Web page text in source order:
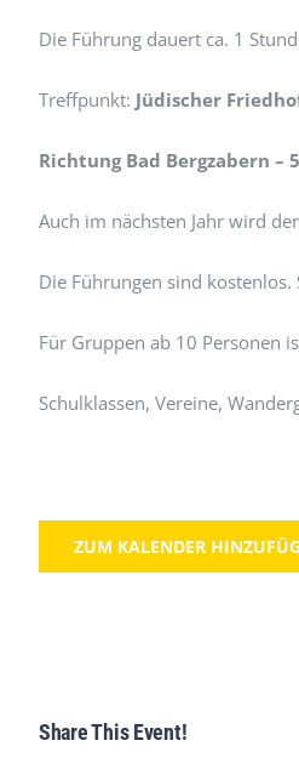
Die Führung dauert ca. 1
Treffpunkt: Jüdischer
Richtung Bad Bergzabern –
Auch im nächsten Jahr wird
Die Führungen sind
Für Gruppen ab 10 Personen
Schulklassen, Vereine,
ZUM KALENDER
Share This Event!